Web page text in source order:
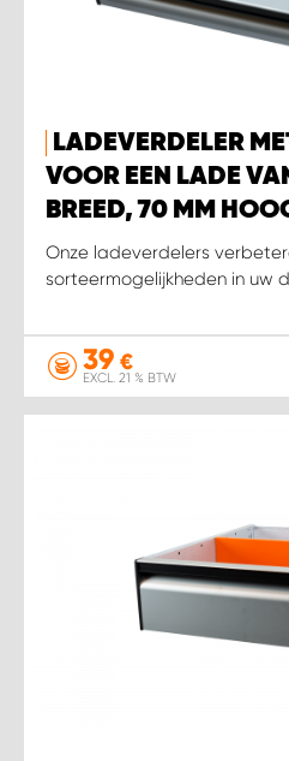
LADEVERDELER
VOOR EEN LADE
BREED, 70 MM
Onze ladeverdelers
sorteermogelijkheden in uw
39 €
EXCL. 21 % BTW